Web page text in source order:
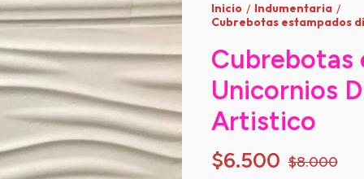
Inicio / Indumentaria /
Cubrebotas estampados
Cubrebotas
Unicornios
Artistico
$6.500 $8.000